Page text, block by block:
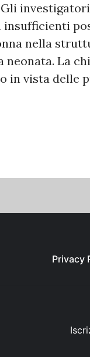
nella
neonata. La
in vista delle
Privacy